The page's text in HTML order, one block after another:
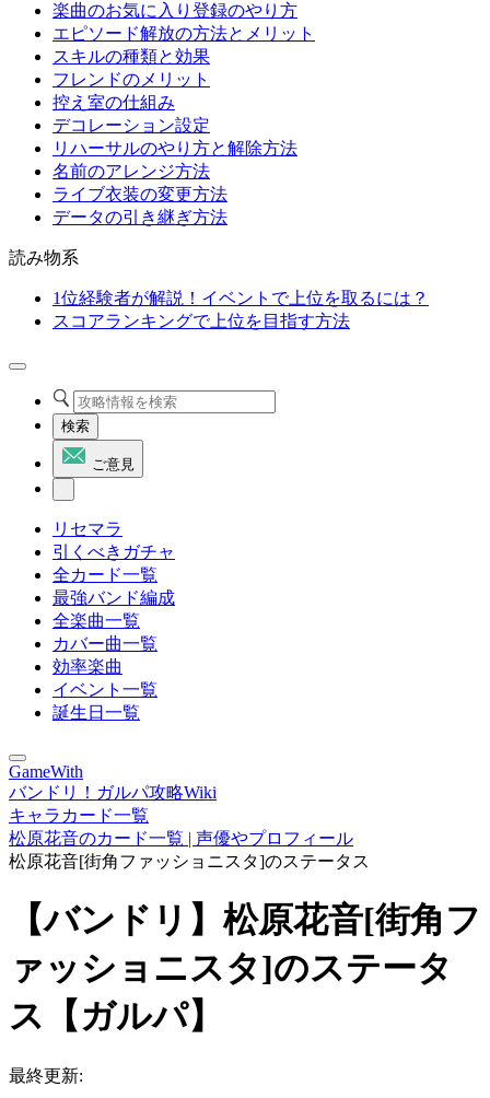
楽曲のお気に入り登録のやり方
エピソード解放の方法とメリット
スキルの種類と効果
フレンドのメリット
控え室の仕組み
デコレーション設定
リハーサルのやり方と解除方法
名前のアレンジ方法
ライブ衣装の変更方法
データの引き継ぎ方法
読み物系
1位経験者が解説！イベントで上位を取るには？
スコアランキングで上位を目指す方法
検索
ご意見
リセマラ
引くべきガチャ
全カード一覧
最強バンド編成
全楽曲一覧
カバー曲一覧
効率楽曲
イベント一覧
誕生日一覧
GameWith
バンドリ！ガルパ攻略Wiki
キャラカード一覧
松原花音のカード一覧 | 声優やプロフィール
松原花音[街角ファッショニスタ]のステータス
【バンドリ】松原花音[街角フ
ァッショニスタ]のステータ
ス【ガルパ】
最終更新: